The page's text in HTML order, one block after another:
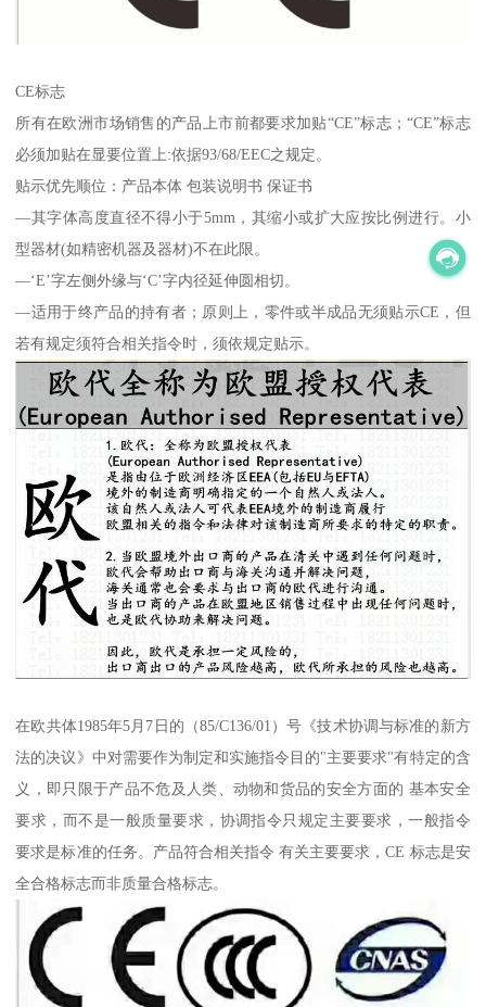
CE标志
所有在欧洲市场销售的产品上市前都要求加贴“CE”标志；“CE”标志
必须加贴在显要位置上:依据93/68/EEC之规定。
贴示优先顺位：产品本体 包装说明书 保证书
—其字体高度直径不得小于5mm，其缩小或扩大应按比例进行。小
型器材(如精密机器及器材)不在此限。
—‘E’字左侧外缘与‘C’字内径延伸圆相切。
—适用于终产品的持有者；原则上，零件或半成品无须贴示CE，但
若有规定须符合相关指令时，须依规定贴示。
在欧共体1985年5月7日的（85/C136/01）号《技术协调与标准的新方
法的决议》中对需要作为制定和实施指令目的"主要要求"有特定的含
义，即只限于产品不危及人类、动物和货品的安全方面的 基本安全
要求，而不是一般质量要求，协调指令只规定主要要求，一般指令
要求是标准的任务。产品符合相关指令 有关主要要求，CE 标志是安
全合格标志而非质量合格标志。